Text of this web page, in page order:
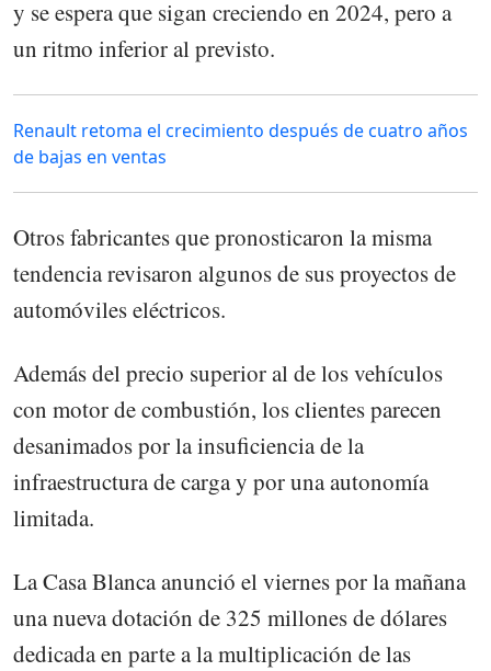
y se espera que sigan creciendo en 2024, pero a
un ritmo inferior al previsto.
Renault retoma el crecimiento después de cuatro años
de bajas en ventas
Otros fabricantes que pronosticaron la misma
tendencia revisaron algunos de sus proyectos de
automóviles eléctricos.
Además del precio superior al de los vehículos
con motor de combustión, los clientes parecen
desanimados por la insuficiencia de la
infraestructura de carga y por una autonomía
limitada.
La Casa Blanca anunció el viernes por la mañana
una nueva dotación de 325 millones de dólares
dedicada en parte a la multiplicación de las